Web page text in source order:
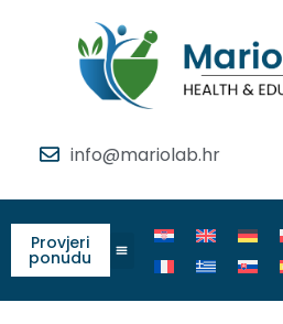
info@mariolab.hr
Provjeri
ponudu